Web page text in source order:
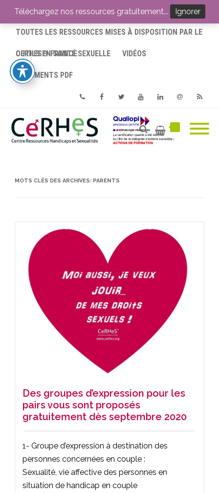
ACCUEIL
TOUTES LES RESSOURCES MISES À DISPOSITION PAR LE
CERHES® FRANCE
OUTILS EN SANTÉ SEXUELLE VIDÉOS
DOCUMENTS PDF
PhoneFacebookTwitterYoutube
MOTS CLÉS DES ARCHIVES: PARENTS
Des groupes d’expression pour les
pairs vous sont proposés
gratuitement dès septembre 2020
1- Groupe d’expression à destination des
personnes concernées en couple :
Sexualité, vie affective des personnes en
situation de handicap en couple
Téléchargez nos ressources gratuitement... Ignorer